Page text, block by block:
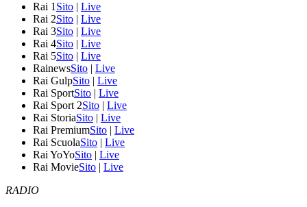
Rai 1 Sito | Live
Rai 2Sito | Live
Rai 3Sito | Live
Rai 4Sito | Live
Rai 5Sito | Live
RainewsSito | Live
Rai GulpSito | Live
Rai SportSito | Live
Rai Sport 2Sito | Live
Rai StoriaSito | Live
Rai PremiumSito | Live
Rai ScuolaSito | Live
Rai YoYoSito | Live
Rai MovieSito | Live
RADIO